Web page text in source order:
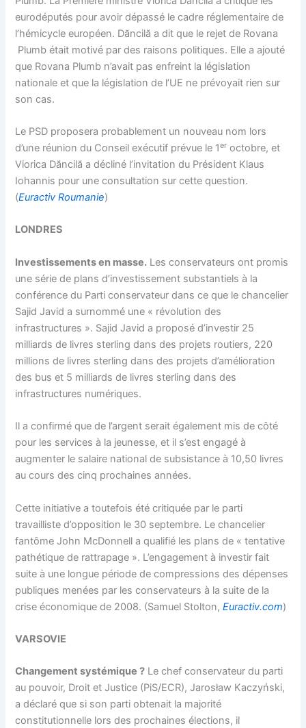
eurodéputés pour avoir dépassé le cadre réglementaire de
l’hémicycle européen. Dăncilă a dit que le rejet de Rovana
Plumb était motivé par des raisons politiques. Elle a ajouté
que Rovana Plumb n’avait pas enfreint la législation
nationale et que la législation de l’UE ne prévoyait rien sur
son cas.
Le PSD proposera probablement un nouveau nom lors
d’une réunion du Conseil exécutif prévue le 1er octobre, et
Viorica Dăncilă a décliné l’invitation du Président Klaus
Iohannis pour une consultation sur cette question.
(Euractiv Roumanie)
LONDRES
Investissements en masse. Les conservateurs ont promis
une série de plans d’investissement substantiels à la
conférence du Parti conservateur dans ce que le chancelier
Sajid Javid a surnommé une « révolution des
infrastructures ». Sajid Javid a proposé d’investir 25
milliards de livres sterling dans des projets routiers, 220
millions de livres sterling dans des projets d’amélioration
des bus et 5 milliards de livres sterling dans des
infrastructures numériques.
Il a confirmé que de l’argent serait également mis de côté
pour les services à la jeunesse, et il s’est engagé à
augmenter le salaire national de subsistance à 10,50 livres
au cours des cinq prochaines années.
Cette initiative a toutefois été critiquée par le parti
travailliste d’opposition le 30 septembre. Le chancelier
fantôme John McDonnell a qualifié les plans de « tentative
pathétique de rattrapage ». L’engagement à investir fait
suite à une longue période de compressions des dépenses
publiques menées par les conservateurs à la suite de la
crise économique de 2008. (Samuel Stolton,Euractiv.com)
VARSOVIE
Changement systémique ? Le chef conservateur du parti
au pouvoir, Droit et Justice (PiS/ECR), Jarosław Kaczyński,
a déclaré que si son parti obtenait la majorité
constitutionnelle lors des prochaines élections, il